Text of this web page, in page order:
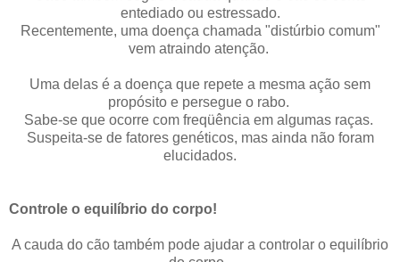
entediado ou estressado.
Recentemente, uma doença chamada "distúrbio comum"
vem atraindo atenção.
Uma delas é a doença que repete a mesma ação sem
propósito e persegue o rabo.
Sabe-se que ocorre com freqüência em algumas raças.
Suspeita-se de fatores genéticos, mas ainda não foram
elucidados.
Controle o equilíbrio do corpo!
A cauda do cão também pode ajudar a controlar o equilíbrio